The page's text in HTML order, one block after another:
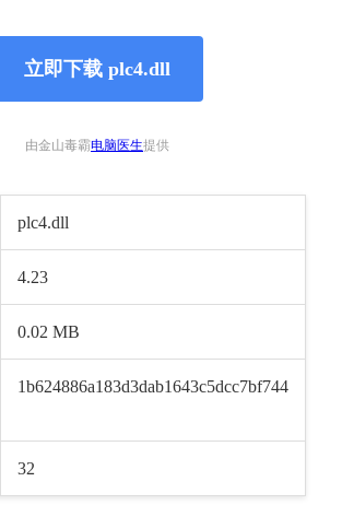
立即下载 plc4.dll
由金山毒霸电脑医生提供
plc4.dll
4.23
0.02 MB
1b624886a183d3dab1643c5dcc7bf744
32